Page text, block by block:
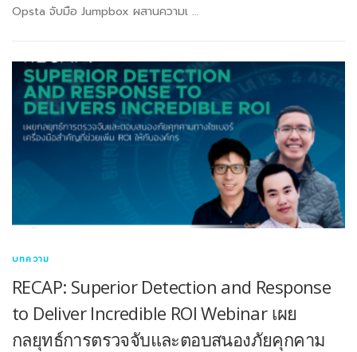
Opsta จับมือ Jumpbox ผสานความเ …
บทความ
RECAP: Superior Detection and Response
to Deliver Incredible ROI Webinar เผย
กลยุทธ์การตรวจจับและตอบสนองภัยคุกคาม